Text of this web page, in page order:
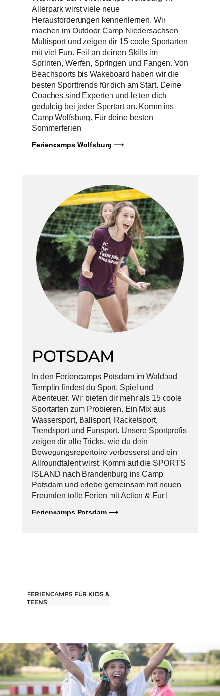
Allerpark wirst viele neue
Herausforderungen kennenlernen. Wir
machen im Outdoor Camp Niedersachsen
Multisport und zeigen dir 15 coole Sportarten
mit viel Fun. Feil an deinen Skills im
Sprinten, Werfen, Springen und Fangen. Von
Beachsports bis Wakeboard haben wir die
besten Sporttrends für dich am Start. Deine
Coaches sind Experten und leiten dich
geduldig bei jeder Sportart an. Komm ins
Camp Wolfsburg. Für deine besten
Sommerferien!
Feriencamps Wolfsburg ⟶
POTSDAM
In den Feriencamps Potsdam im Waldbad
Templin findest du Sport, Spiel und
Abenteuer. Wir bieten dir mehr als 15 coole
Sportarten zum Probieren. Ein Mix aus
Wassersport, Ballsport, Racketsport,
Trendsport und Funsport. Unsere Sportprofis
zeigen dir alle Tricks, wie du dein
Bewegungsrepertoire verbesserst und ein
Allroundtalent wirst. Komm auf die SPORTS
ISLAND nach Brandenburg ins Camp
Potsdam und erlebe gemeinsam mit neuen
Freunden tolle Ferien mit Action & Fun!
Feriencamps Potsdam ⟶
FERIENCAMPS FÜR KIDS &
TEENS